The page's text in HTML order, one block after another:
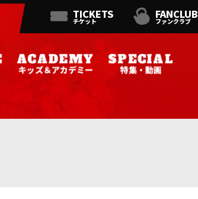
キッズ＆アカデミー 特集・動画
TICKETS
チケット
FANCLUB
ファンクラブ